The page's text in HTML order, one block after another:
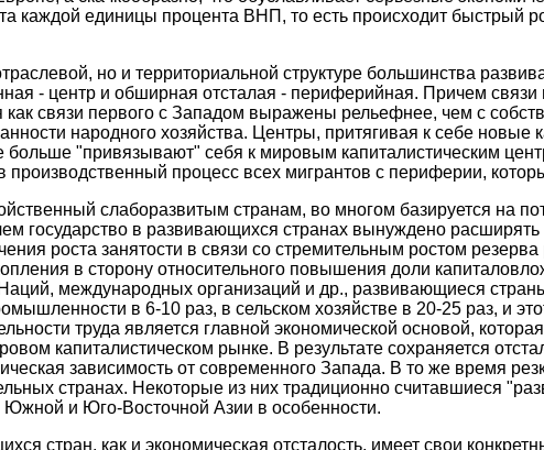
каждой единицы процента ВНП, то есть происходит быстрый
но и территориальной структуре большинства
- центр и обширная отсталая - периферийная. Причем
связи первого с Западом выражены рельефнее, чем с
народного хозяйства. Центры, притягивая к себе новые
больше "привязывают" себя к мировым капиталистическим
производственный процесс всех мигрантов с периферии,
слаборазвитым странам, во многом базируется на
государство в развивающихся странах вынуждено
роста занятости в связи со стремительным ростом
в сторону относительного повышения доли
международных организаций и др., развивающиеся
в 6-10 раз, в сельском хозяйстве в 20-25 раз, и
труда является главной экономической основой,
капиталистическом рынке. В результате сохраняется
зависимость от современного Запада. В то же время
странах. Некоторые из них традиционно считавшиеся
и Юго-Восточной Азии в особенности.
стран, как и экономическая отсталость, имеет свои